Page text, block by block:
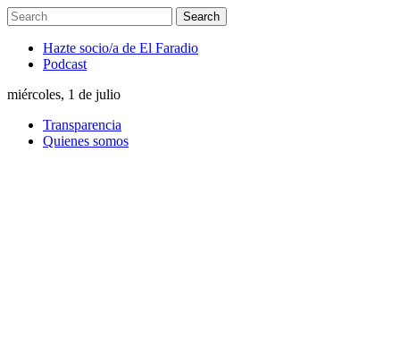
Hazte socio/a de El Faradio
Podcast
miércoles, 1 de julio
Transparencia
Quienes somos